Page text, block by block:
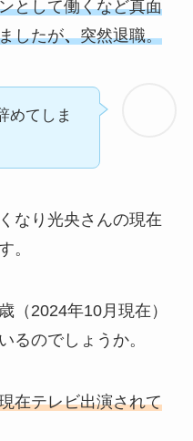
として働くなど真面
したが、突然退職。
めてしま
なり光央さんの現在
。
（2024年10月現在）
るのでしょうか。
在テレビ出演されて